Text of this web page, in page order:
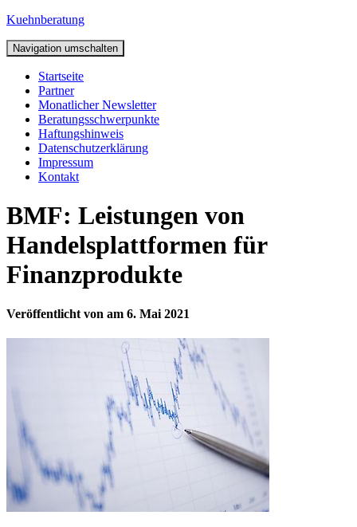
Kuehnberatung
Navigation umschalten
Startseite
Partner
Monatlicher Newsletter
Beratungsschwerpunkte
Haftungshinweis
Datenschutzerklärung
Impressum
Kontakt
BMF: Leistungen von
Handelsplattformen für
Finanzprodukte
Veröffentlicht von am 6. Mai 2021